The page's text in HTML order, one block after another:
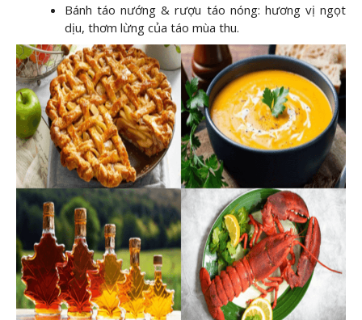
Bánh táo nướng & rượu táo nóng: hương vị ngọt
dịu, thơm lừng của táo mùa thu.